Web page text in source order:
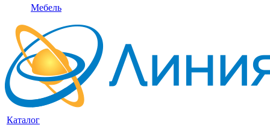
Мебель
Каталог